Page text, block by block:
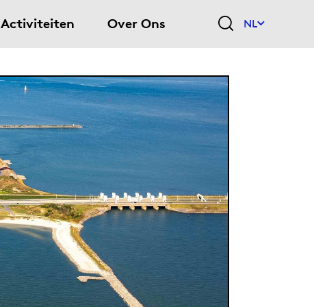
Activiteiten Over Ons NL